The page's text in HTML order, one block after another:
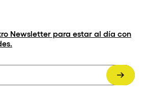
Newsletter para estar al día con